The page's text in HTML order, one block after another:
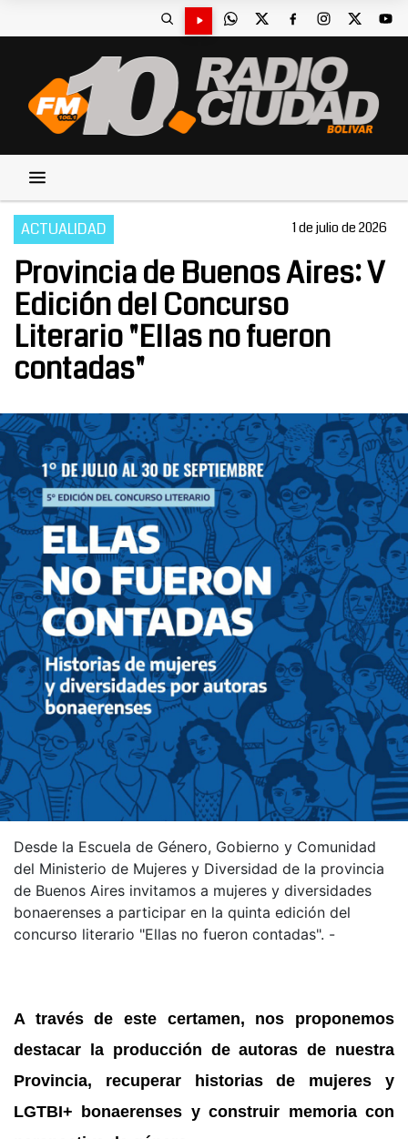
ACTUALIDAD 1 de julio de 2026
Provincia de Buenos Aires: V
Edición del Concurso
Literario "Ellas no fueron
contadas"
Desde la Escuela de Género, Gobierno y Comunidad
del Ministerio de Mujeres y Diversidad de la provincia
de Buenos Aires invitamos a mujeres y diversidades
bonaerenses a participar en la quinta edición del
concurso literario "Ellas no fueron contadas". -
A través de este certamen, nos proponemos
destacar la producción de autoras de nuestra
Provincia, recuperar historias de mujeres y
LGTBI+ bonaerenses y construir memoria con